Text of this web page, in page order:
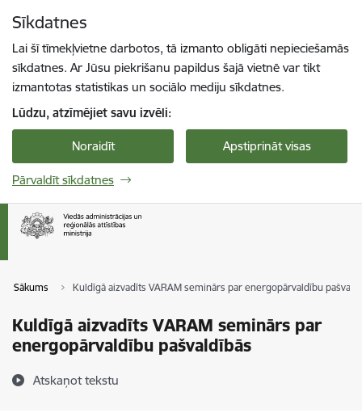
Sīkdatnes
Lai šī tīmekļvietne darbotos, tā izmanto obligāti nepieciešamās
sīkdatnes. Ar Jūsu piekrišanu papildus šajā vietnē var tikt
izmantotas statistikas un sociālo mediju sīkdatnes.
Lūdzu, atzīmējiet savu izvēli:
Noraidīt Apstiprināt visas
Pārvaldīt sīkdatnes
Sākums Kuldīgā aizvadīts VARAM seminārs par energopārvaldību
Kuldīgā aizvadīts VARAM seminārs par
energopārvaldību pašvaldībās
Atskaņot tekstu